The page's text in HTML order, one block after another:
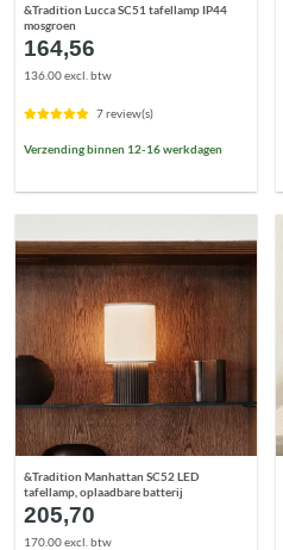
&Tradition Lucca SC51 tafellamp IP44
mosgroen
164,56
136.00 excl. btw
7 review(s)
Verzending binnen 12-16 werkdagen
&Tradition Manhattan SC52 LED
tafellamp, oplaadbare batterij
205,70
170.00 excl. btw